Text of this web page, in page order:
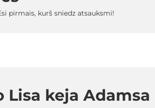
pirmais, kurš sniedz atsauksmi!
keja Adamsa